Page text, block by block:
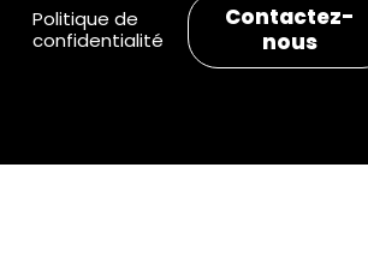
Politique de
confidentialité
Contactez-
nous